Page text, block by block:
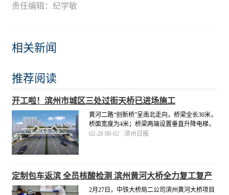
责任编辑：纪学敏
相关新闻
推荐阅读
开工啦！滨州市城区三处过街天桥已进场施工
黄河二路“创新桥”呈南北走向，桥梁全长30米，
桥面宽度为4米；桥梁两端设置垂直升降电梯，
人行梯道宽2.5米。市城管局将督促施工单位科
02-28 08-02 滨州日报
定制包车返滨 全员核酸检测 滨州黄河大桥全力复工复产
2月27日，中铁大桥局二公司滨州黄河大桥项目